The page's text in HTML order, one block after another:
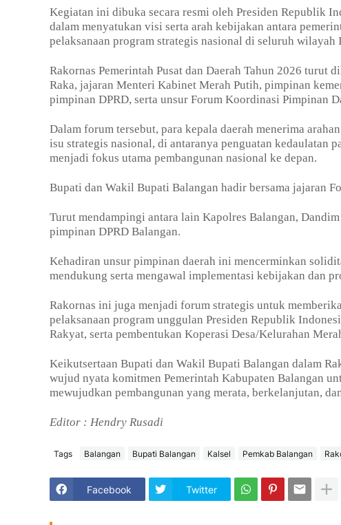
Kegiatan ini dibuka secara resmi oleh Presiden Republik
dalam menyatukan visi serta arah kebijakan antara
pelaksanaan program strategis nasional di seluruh wilayah
Rakornas Pemerintah Pusat dan Daerah Tahun 2026
Raka, jajaran Menteri Kabinet Merah Putih, pimpinan
pimpinan DPRD, serta unsur Forum Koordinasi Pimpinan
Dalam forum tersebut, para kepala daerah menerima
isu strategis nasional, di antaranya penguatan kedaulatan
menjadi fokus utama pembangunan nasional ke depan.
Bupati dan Wakil Bupati Balangan hadir bersama jajaran
Turut mendampingi antara lain Kapolres Balangan,
pimpinan DPRD Balangan.
Kehadiran unsur pimpinan daerah ini mencerminkan
mendukung serta mengawal implementasi kebijakan dan
Rakornas ini juga menjadi forum strategis untuk
pelaksanaan program unggulan Presiden Republik
Rakyat, serta pembentukan Koperasi Desa/Kelurahan
Keikutsertaan Bupati dan Wakil Bupati Balangan dalam
wujud nyata komitmen Pemerintah Kabupaten Balangan
mewujudkan pembangunan yang merata, berkelanjutan,
Editor : Hendry Rusadi
Tags Balangan Bupati Balangan Kalsel Pemkab Balangan
Facebook Twitter